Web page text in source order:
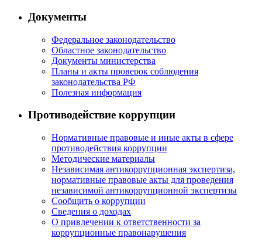
Документы
Федеральное законодательство
Областное законодательство
Документы министерства
Планы и акты проверок соблюдения
законодательства РФ
Полезная информация
Противодействие коррупции
Нормативные правовые и иные акты в сфере
противодействия коррупции
Методические материалы
Независимая антикоррупционная экспертиза,
нормативные правовые акты для проведения
независимой антикоррупционной экспертизы
Сообщить о коррупции
Сведения о доходах
О привлечении к ответственности за
коррупционные правонарушения